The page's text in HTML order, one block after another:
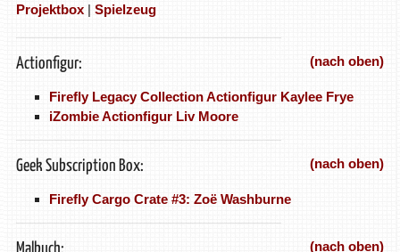
Projektbox| Spielzeug
(nach oben)
Actionfigur:
Firefly Legacy Collection Actionfigur Kaylee Frye
iZombie Actionfigur Liv Moore
(nach oben)
Geek Subscription Box:
Firefly Cargo Crate #3: Zoë Washburne
(nach oben)
Malbuch: